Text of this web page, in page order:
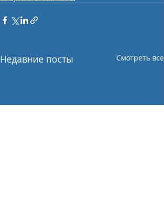
Недавние посты Смотреть все